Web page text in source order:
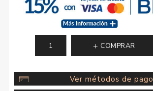
COMPRAR
Ver métodos de pago